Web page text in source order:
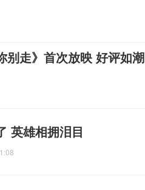
别走》首次放映 好评如潮
英雄相拥泪目